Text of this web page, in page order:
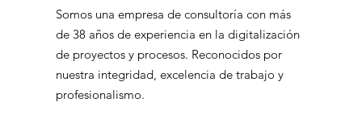
Engage 2025 reconoce a SYSTEC
Consulting por su innovación y
liderazgo
Somos una empresa de consultoría con más
de 38 años de experiencia en la digitalización
de proyectos y procesos. Reconocidos por
nuestra integridad, excelencia de trabajo y
profesionalismo.